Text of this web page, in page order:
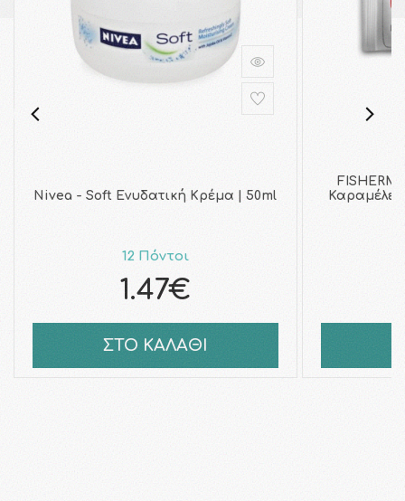
Nivea - Soft Ενυδατική Κρέμα | 50ml
12 Πόντοι
1.47€
ΣΤΟ ΚΑΛΑΘΙ
Καραμέλες